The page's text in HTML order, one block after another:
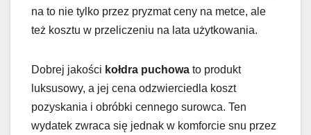
na to nie tylko przez pryzmat ceny na metce, ale
też kosztu w przeliczeniu na lata użytkowania.
Dobrej jakości kołdra puchowa to produkt
luksusowy, a jej cena odzwierciedla koszt
pozyskania i obróbki cennego surowca. Ten
wydatek zwraca się jednak w komforcie snu przez